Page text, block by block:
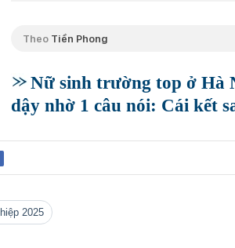
Theo Tiền Phong
Nữ sinh trường top ở Hà
dậy nhờ 1 câu nói: Cái kết
2025